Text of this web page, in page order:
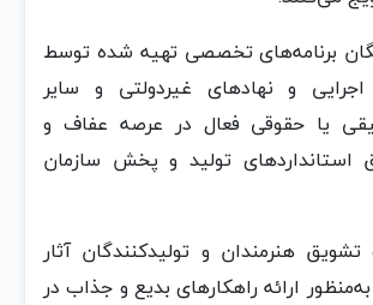
برنامه‌های تخصصی‌ تهیه‌ شده‌ توسط‌
و نهادهای غیردولتی‌ و سایر
یا حقوقی‌ فعال‌ در عرصه‌ عفاف‌ و
استانداردهای تولید و پخش‌ سازمان‌
هنرمندان‌ و تولیدکنندگان‌ آثار
ارائه‌ راهکارهای بدیع‌ و جذاب‌ در